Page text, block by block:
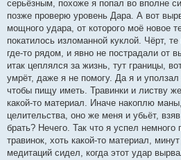
серьёзным, похоже я попал во вполне
позже проверю уровень Дара. А вот
мощного удара, от которого моё новое
покатилось изломанной куклой. Чёрт,
где-то рядом, и явно не пострадали от
итак цеплялся за жизнь, тут границы,
умрёт, даже я не помогу. Да я и
чтобы пищу иметь. Травинки и листву
какой-то материал. Иначе накоплю
целительства, оно же меня и убьёт,
брать? Нечего. Так что я успел немного
травинок, хоть какой-то материал,
медитаций сидел, когда этот удар